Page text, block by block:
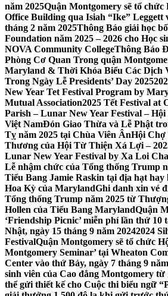
năm 2025Quận Montgomery sẽ tổ chức
Office Building qua Isiah “Ike” Leggett
tháng 2 năm 2025Thông Báo giải học
Foundation năm 2025 – 2026 cho Học
NOVA Community CollegeThông Báo
Phòng Cơ Quan Trong quận
Maryland & Thời Khóa Biểu Các Dịch
Trong Ngày Lễ Presidents’ Day 2025
New Year Tet Festival Program by
Mutual Association2025 Tết Festival at
Parish – Lunar New Year Festival –
Việt NamĐón Giao Thừa và Lễ Phật
Tỵ năm 2025 tại Chùa Viên ÂnHội Chợ
Thương của Hội Từ Thiện Xá Lợi –
Lunar New Year Festival by Xa Loi
Lễ nhậm chức của Tổng thống Trump
Tiểu Bang Jamie Raskin tại địa hạt
Hoa Kỳ của MarylandGhi danh xin vé
Tổng thống Trump năm 2025 từ
Hollen của Tiểu Bang MarylandQuận
‘Friendship Picnic’ miễn phí lần thứ 10
Nhật, ngày 15 tháng 9 năm 20242024
FestivalQuận Montgomery sẽ tổ chức
Montgomery Seminar’ tại Wheaton
Center vào thứ Bảy, ngày 7 tháng 9
sinh viên của Cao đẳng Montgomery từ
thể gửi thiết kế cho Cuộc thi biểu ngữ